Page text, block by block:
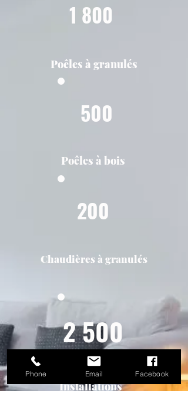
1 800
Poêles à granulés
500
Poêles à bois
200
Chaudières à granulés
2 500
Installations
Phone Email Facebook